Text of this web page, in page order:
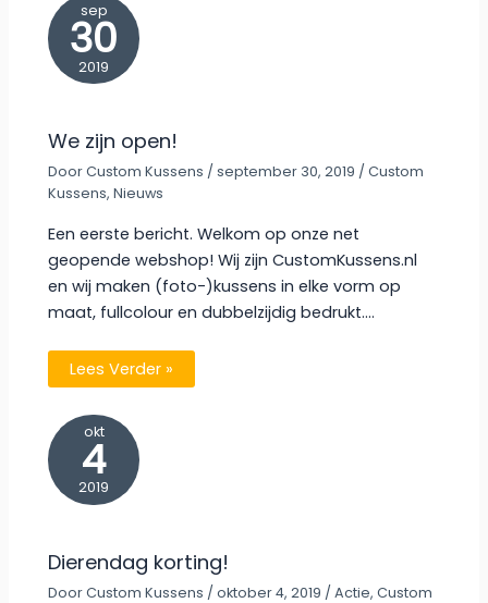
sep
30
2019
We zijn open!
DoorCustom Kussens /september 30, 2019 /Custom
Kussens,Nieuws
Een eerste bericht. Welkom op onze net
geopende webshop! Wij zijn CustomKussens.nl
en wij maken (foto-)kussens in elke vorm op
maat, fullcolour en dubbelzijdig bedrukt.…
Lees Verder »
okt
4
2019
Dierendag korting!
DoorCustom Kussens /oktober 4, 2019 /Actie,Custom